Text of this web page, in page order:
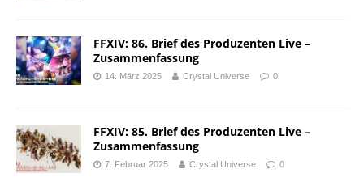
FFXIV: 86. Brief des Produzenten Live –
Zusammenfassung
14. März 2025 Crystal Universe 0
FFXIV: 85. Brief des Produzenten Live –
Zusammenfassung
7. Februar 2025 Crystal Universe 0